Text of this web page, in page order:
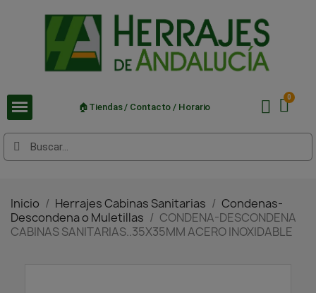
🏠Tiendas / Contacto / Horario
Inicio Herrajes Cabinas Sanitarias
Condenas-
Descondena o Muletillas
CONDENA-DESCONDENA
CABINAS SANITARIAS..35X35MM ACERO INOXIDABLE